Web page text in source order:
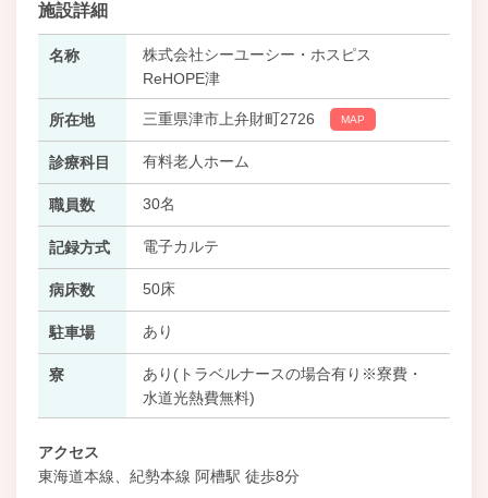
施設詳細
名称
株式会社シーユーシー・ホスピス
ReHOPE津
所在地 三重県津市上弁財町2726 MAP
診療科目 有料老人ホーム
職員数 30名
記録方式 電子カルテ
病床数 50床
駐車場 あり
寮
あり(トラベルナースの場合有り※寮費・
水道光熱費無料)
アクセス
東海道本線、紀勢本線 阿槽駅 徒歩8分